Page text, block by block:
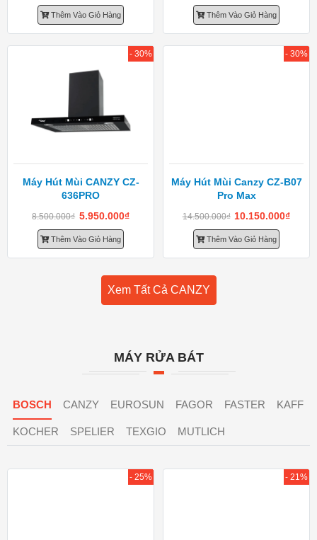
Thêm Vào Giỏ Hàng Thêm Vào Giỏ Hàng
Máy Hút Mùi CANZY CZ-
636PRO
8.500.000₫ 5.950.000₫
Thêm Vào Giỏ Hàng
- 30%
Máy Hút Mùi Canzy CZ-B07
Pro Max
14.500.000₫ 10.150.000₫
Thêm Vào Giỏ Hàng
- 30%
Xem Tất Cả CANZY
MÁY RỬA BÁT
BOSCH CANZY EUROSUN FAGOR FASTER KAFF
KOCHER SPELIER TEXGIO MUTLICH
- 25% - 21%